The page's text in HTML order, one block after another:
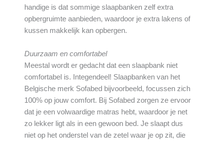
handige is dat sommige slaapbanken zelf extra
opbergruimte aanbieden, waardoor je extra lakens of
kussen makkelijk kan opbergen.
Duurzaam en comfortabel
Meestal wordt er gedacht dat een slaapbank niet
comfortabel is. Integendeel! Slaapbanken van het
Belgische merk Sofabed bijvoorbeeld, focussen zich
100% op jouw comfort. Bij Sofabed zorgen ze ervoor
dat je een volwaardige matras hebt, waardoor je net
zo lekker ligt als in een gewoon bed. Je slaapt dus
niet op het onderstel van de zetel waar je op zit, die